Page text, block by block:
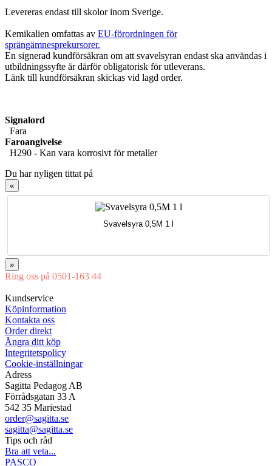
Levereras endast till skolor inom Sverige.
Kemikalien omfattas av EU-förordningen för
sprängämnesprekursorer.
En signerad kundförsäkran om att svavelsyran endast ska användas i
utbildningssyfte är därför obligatorisk för utleverans.
Länk till kundförsäkran skickas vid lagd order.
Signalord
Fara
Faroangivelse
H290 - Kan vara korrosivt för metaller
Du har nyligen tittat på
«
Svavelsyra 0,5M 1 l
»
Ring oss på 0501-163 44
Kundservice
Köpinformation
Kontakta oss
Order direkt
Ångra ditt köp
Integritetspolicy
Cookie-inställningar
Adress
Sagitta Pedagog AB
Förrådsgatan 33 A
542 35 Mariestad
order@sagitta.se
sagitta@sagitta.se
Tips och råd
Bra att veta...
PASCO